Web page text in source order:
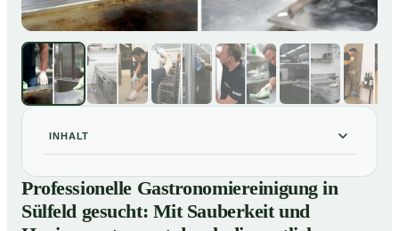
INHALT
01 Professionelle Gastronomiereinigung in Sülfeld
gesucht: Mit Sauberkeit und Hygiene entspannt durch
die amtliche Kontrolle
Professionelle Gastronomiereinigung in
Sülfeld gesucht: Mit Sauberkeit und